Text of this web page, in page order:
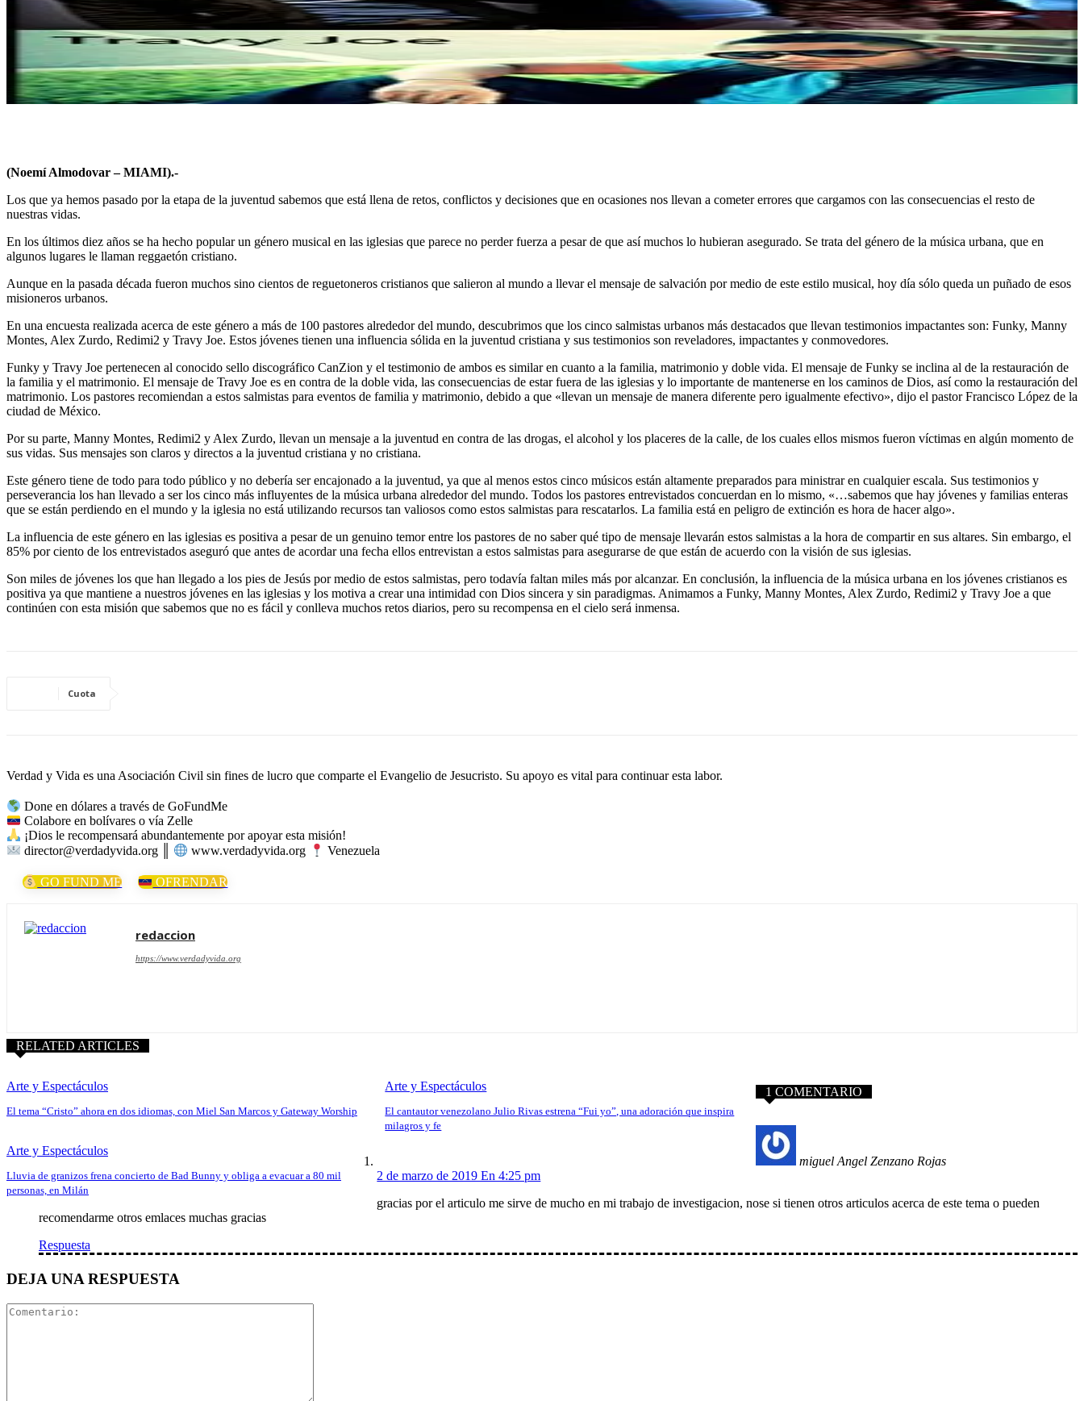
(Noemí Almodovar –MIAMI).-
Los que ya hemos pasado por la etapa de la juventud sabemos que está llena de retos, conflictos y decisiones que en ocasiones nos llevan a cometer errores que cargamos con las consecuencias el resto de
nuestras vidas.
En los últimos diez años se ha hecho popular un género musical en las iglesias que parece no perder fuerza a pesar de que así muchos lo hubieran asegurado. Se trata del género de la música urbana, que en
algunos lugares le llaman reggaetón cristiano.
Aunque en la pasada década fueron muchos sino cientos de reguetoneros cristianos que salieron al mundo a llevar el mensaje de salvación por medio de este estilo musical, hoy día sólo queda un puñado de esos
misioneros urbanos.
En una encuesta realizada acerca de este género a más de 100 pastores alrededor del mundo, descubrimos que los cinco salmistas urbanos más destacados que llevan testimonios impactantes son: Funky, Manny
Montes, Alex Zurdo, Redimi2 y Travy Joe. Estos jóvenes tienen una influencia sólida en la juventud cristiana y sus testimonios son reveladores, impactantes y conmovedores.
Funky y Travy Joe pertenecen al conocido sello discográfico CanZion y el testimonio de ambos es similar en cuanto a la familia, matrimonio y doble vida. El mensaje de Funky se inclina al de la restauración de
la familia y el matrimonio. El mensaje de Travy Joe es en contra de la doble vida, las consecuencias de estar fuera de las iglesias y lo importante de mantenerse en los caminos de Dios, así como la restauración del
matrimonio. Los pastores recomiendan a estos salmistas para eventos de familia y matrimonio, debido a que «llevan un mensaje de manera diferente pero igualmente efectivo», dijo el pastor Francisco López de la
ciudad de México.
Por su parte, Manny Montes, Redimi2 y Alex Zurdo, llevan un mensaje a la juventud en contra de las drogas, el alcohol y los placeres de la calle, de los cuales ellos mismos fueron víctimas en algún momento de
sus vidas. Sus mensajes son claros y directos a la juventud cristiana y no cristiana.
Este género tiene de todo para todo público y no debería ser encajonado a la juventud, ya que al menos estos cinco músicos están altamente preparados para ministrar en cualquier escala. Sus testimonios y
perseverancia los han llevado a ser los cinco más influyentes de la música urbana alrededor del mundo. Todos los pastores entrevistados concuerdan en lo mismo, «…sabemos que hay jóvenes y familias enteras
que se están perdiendo en el mundo y la iglesia no está utilizando recursos tan valiosos como estos salmistas para rescatarlos. La familia está en peligro de extinción es hora de hacer algo».
La influencia de este género en las iglesias es positiva a pesar de un genuino temor entre los pastores de no saber qué tipo de mensaje llevarán estos salmistas a la hora de compartir en sus altares. Sin embargo, el
85% por ciento de los entrevistados aseguró que antes de acordar una fecha ellos entrevistan a estos salmistas para asegurarse de que están de acuerdo con la visión de sus iglesias.
Son miles de jóvenes los que han llegado a los pies de Jesús por medio de estos salmistas, pero todavía faltan miles más por alcanzar. En conclusión, la influencia de la música urbana en los jóvenes cristianos es
positiva ya que mantiene a nuestros jóvenes en las iglesias y los motiva a crear una intimidad con Dios sincera y sin paradigmas. Animamos a Funky, Manny Montes, Alex Zurdo, Redimi2 y Travy Joe a que
continúen con esta misión que sabemos que no es fácil y conlleva muchos retos diarios, pero su recompensa en el cielo será inmensa.
Cuota
Verdad y Vida es una Asociación Civil sin fines de lucro que comparte el Evangelio de Jesucristo. Su apoyo es vital para continuar esta labor.
Done en dólares a través de GoFundMe
Colabore en bolívares o vía Zelle
¡Dios le recompensará abundantemente por apoyar esta misión!
director@verdadyvida.org ║
www.verdadyvida.org Venezuela
GO FUND ME OFRENDAR
redaccion
https://www.verdadyvida.org
RELATED ARTICLES
Arte y Espectáculos
El tema “Cristo” ahora en dos idiomas, con Miel San Marcos y Gateway Worship
Arte y Espectáculos
El cantautor venezolano Julio Rivas estrena “Fui yo”, una adoración que inspira
milagros y fe
Arte y Espectáculos
Lluvia de granizos frena concierto de Bad Bunny y obliga a evacuar a 80 mil
personas, en Milán
1 COMENTARIO
miguel Angel Zenzano Rojas
2 de marzo de 2019 En 4:25 pm
gracias por el articulo me sirve de mucho en mi trabajo de investigacion, nose si tienen otros articulos acerca de este tema o pueden
recomendarme otros emlaces muchas gracias
Respuesta
DEJA UNA RESPUESTA